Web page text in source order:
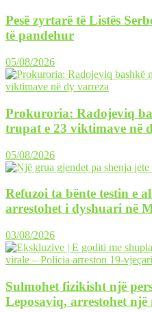
Pesë zyrtarë të Listës
të pandehur
05/08/2026
Prokuroria: Radojeviq
trupat e 23 viktimave në
05/08/2026
Refuzoi ta bënte testin e
arrestohet i dyshuari në
03/08/2026
Sulmohet fizikisht një
Leposaviq, arrestohet